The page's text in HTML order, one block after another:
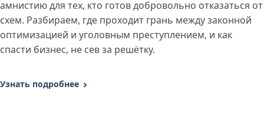
амнистию для тех, кто готов добровольно отказаться от
схем. Разбираем, где проходит грань между законной
оптимизацией и уголовным преступлением, и как
спасти бизнес, не сев за решётку.
Узнать подробнее